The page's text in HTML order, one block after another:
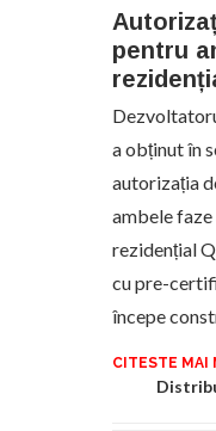
pentru
a obținut în
autorizația
ambele
rezidențial
cu pre-
începe
CITESTE MAI